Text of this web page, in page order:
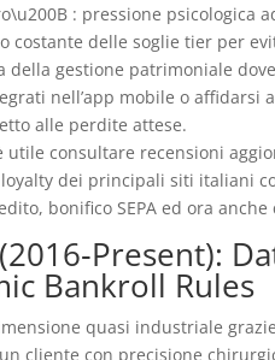
: pressione psicologica
costante delle soglie tier per
gestione patrimoniale
nell’app mobile o affidarsi
alle perdite attese.
consultare recensioni
dei principali siti italiani
bonifico SEPA ed ora
Bankroll Rules
quasi industriale
cliente con precisione